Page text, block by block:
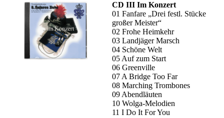
CD III Im Konzert
01 Fanfare „Drei festl. Stücke
großer Meister“
02 Frohe Heimkehr
03 Landjäger Marsch
04 Schöne Welt
05 Auf zum Start
06 Greenville
07 A Bridge Too Far
08 Marching Trombones
09 Abendläuten
10 Wolga-Melodien
11 I Do It For You